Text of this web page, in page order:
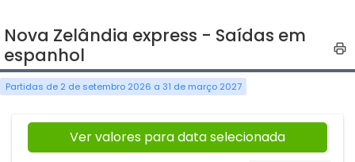
Nova Zelândia express - Saídas em
espanhol
Partidas de 2 de setembro 2026 a 31 de março 2027
Ver valores para data selecionada